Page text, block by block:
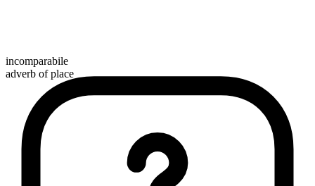
incomparabile
adverb of place